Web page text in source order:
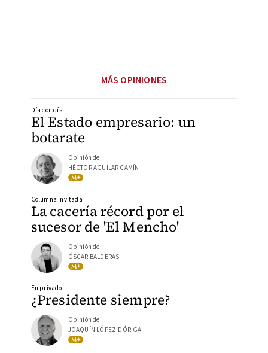
MÁS OPINIONES
El Estado empresario: un
botarate
Día con día
Opinión de
HÉCTOR AGUILAR CAMÍN
La cacería récord por el
sucesor de 'El Mencho'
Columna Invitada
Opinión de
ÓSCAR BALDERAS
¿Presidente siempre?
En privado
Opinión de
JOAQUÍN LÓPEZ-DÓRIGA